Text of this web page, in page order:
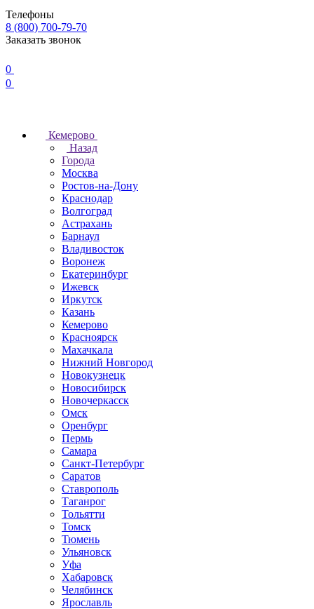
Телефоны
8 (800) 700-79-70
Заказать звонок
0
0
Кемерово
Назад
Города
Москва
Ростов-на-Дону
Краснодар
Волгоград
Астрахань
Барнаул
Владивосток
Воронеж
Екатеринбург
Ижевск
Иркутск
Казань
Кемерово
Красноярск
Махачкала
Нижний Новгород
Новокузнецк
Новосибирск
Новочеркаcск
Омск
Оренбург
Пермь
Самара
Санкт-Петербург
Саратов
Ставрополь
Таганрог
Тольятти
Томск
Тюмень
Ульяновск
Уфа
Хабаровск
Челябинск
Ярославль